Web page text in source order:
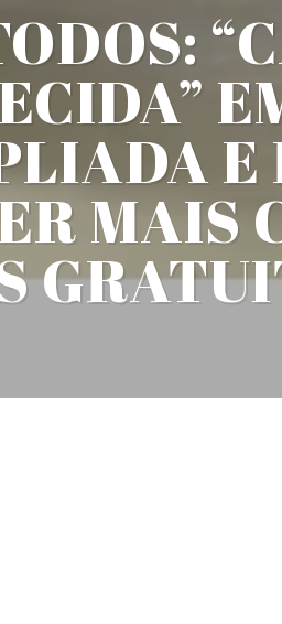
E
MAIS